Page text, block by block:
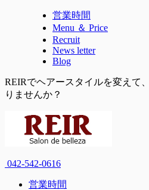
営業時間
Menu ＆ Price
Recruit
News letter
Blog
REIRでヘアースタイルを変えて
りませんか？
042-542-0616
営業時間